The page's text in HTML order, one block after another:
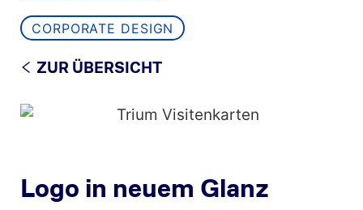
CORPORATE DESIGN
ZUR ÜBERSICHT
Logo in neuem Glanz